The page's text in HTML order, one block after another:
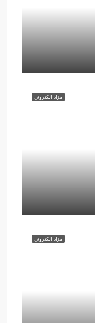
مزاد الكتروني
مزاد الكتروني